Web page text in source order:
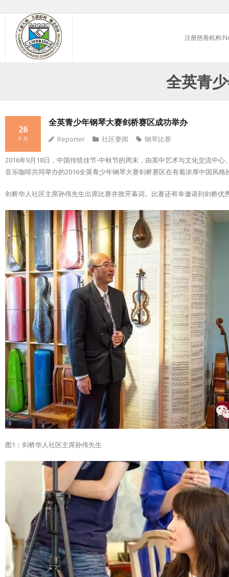
content
注册慈善机构
全英青
全英青少年钢琴大赛剑桥赛区成功举办
26
9 月 Reporter 社区要闻 钢琴比赛
2016年9月18日，中国传统佳节-中秋节的周末，由英中艺术与文化交流中
音乐咖啡共同举办的2016全英青少年钢琴大赛剑桥赛区在有着浓厚中国风
剑桥华人社区主席孙伟先生出席比赛并致开幕词。比赛还有幸邀请到剑桥
图1：剑桥华人社区主席孙伟先生